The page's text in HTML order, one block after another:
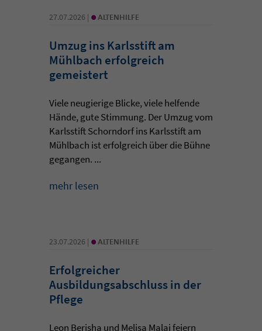
27.07.2026 | • ALTENHILFE
Umzug ins Karlsstift am
Mühlbach erfolgreich
gemeistert
Viele neugierige Blicke, viele helfende
Hände, gute Stimmung. Der Umzug vom
Karlsstift Schorndorf ins Karlsstift am
Mühlbach ist erfolgreich über die Bühne
gegangen. ...
mehr lesen
23.07.2026 | • ALTENHILFE
Erfolgreicher
Ausbildungsabschluss in der
Pflege
Leon Berisha und Melisa Malaj feiern